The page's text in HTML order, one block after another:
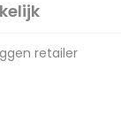
retailer